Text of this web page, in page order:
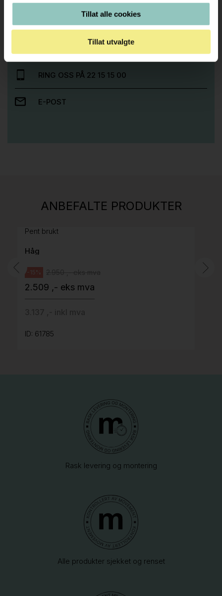
Tillat alle cookies
Tillat utvalgte
Trenger du hjelp med et større kjøp eller
prosjekt?
Ta kontakt med oss så hjelper vi deg!
RING OSS PÅ 22 15 15 00
E-POST
ANBEFALTE PRODUKTER
H05 5600 Swingback-armlene Mørk
Pent brukt
Håg
-15%
2.509 ,- eks mva
ID: 61785
Rask levering og montering
Alle produkter sjekket og renset